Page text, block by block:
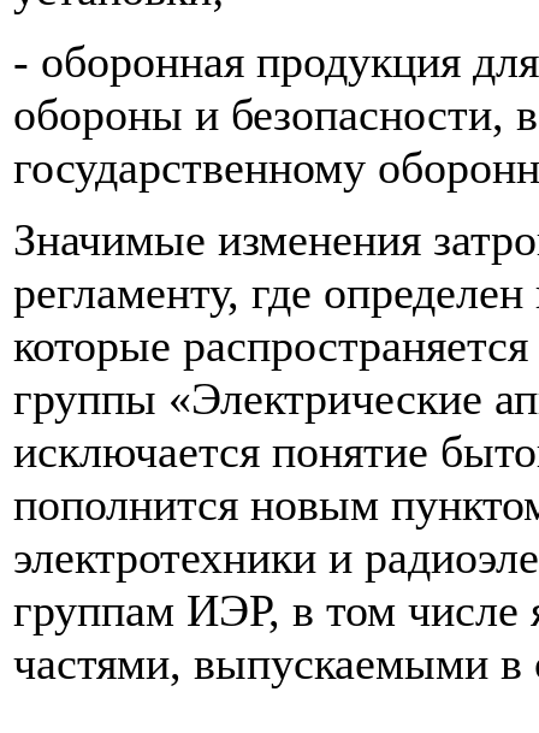
- оборонная продукция
обороны и безопасности,
государственному
Значимые изменения
регламенту, где
которые
группы «Электрические
исключается понятие
пополнится новым
электротехники и
группам ИЭР, в том
частями, выпускаемыми